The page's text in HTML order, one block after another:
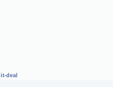
it-deal